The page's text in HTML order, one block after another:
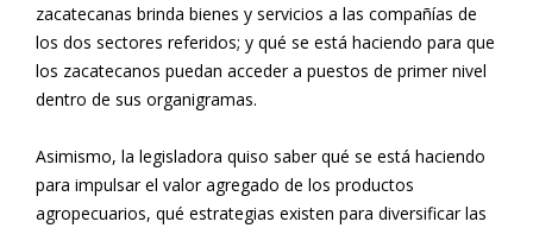
zacatecanas brinda bienes y servicios a las compañías de
los dos sectores referidos; y qué se está haciendo para que
los zacatecanos puedan acceder a puestos de primer nivel
dentro de sus organigramas.
Asimismo, la legisladora quiso saber qué se está haciendo
para impulsar el valor agregado de los productos
agropecuarios, qué estrategias existen para diversificar las